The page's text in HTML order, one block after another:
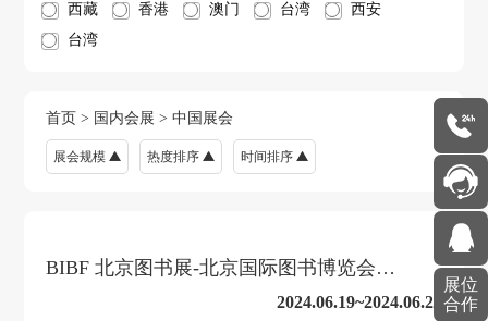
西藏
香港 澳门 台湾
西安
台湾
首页 > 国内会展 >中国展会
展会规模 热度排序 时间排序
BIBF 北京图书展-北京国际图书博览会
2024.06.19~2024.06.23
展位
合作